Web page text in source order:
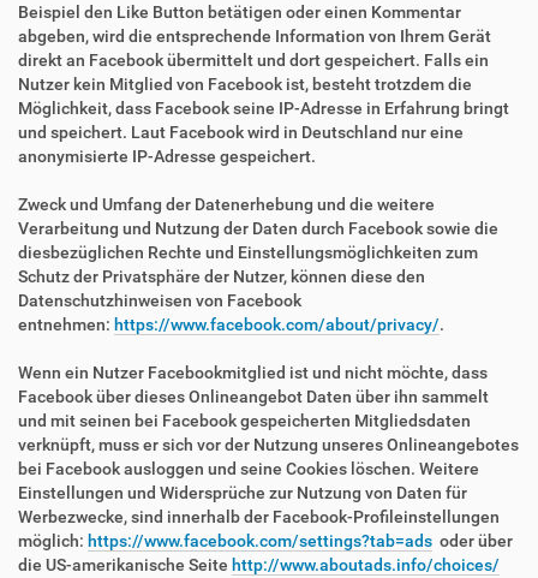
Beispiel den Like Button betätigen oder einen Kommentar
abgeben, wird die entsprechende Information von Ihrem Gerät
direkt an Facebook übermittelt und dort gespeichert. Falls ein
Nutzer kein Mitglied von Facebook ist, besteht trotzdem die
Möglichkeit, dass Facebook seine IP-Adresse in Erfahrung bringt
und speichert. Laut Facebook wird in Deutschland nur eine
anonymisierte IP-Adresse gespeichert.
Zweck und Umfang der Datenerhebung und die weitere
Verarbeitung und Nutzung der Daten durch Facebook sowie die
diesbezüglichen Rechte und Einstellungsmöglichkeiten zum
Schutz der Privatsphäre der Nutzer, können diese den
Datenschutzhinweisen von Facebook
entnehmen: https://www.facebook.com/about/privacy/.
Wenn ein Nutzer Facebookmitglied ist und nicht möchte, dass
Facebook über dieses Onlineangebot Daten über ihn sammelt
und mit seinen bei Facebook gespeicherten Mitgliedsdaten
verknüpft, muss er sich vor der Nutzung unseres Onlineangebotes
bei Facebook ausloggen und seine Cookies löschen. Weitere
Einstellungen und Widersprüche zur Nutzung von Daten für
Werbezwecke, sind innerhalb der Facebook-Profileinstellungen
möglich: https://www.facebook.com/settings?tab=ads oder über
die US-amerikanische Seite http://www.aboutads.info/choices/